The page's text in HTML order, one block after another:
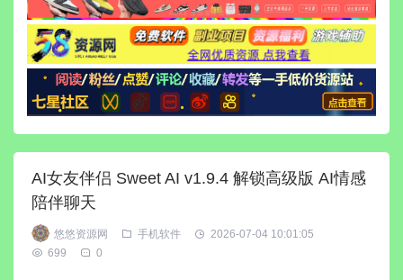
AI女友伴侣 Sweet AI v1.9.4 解锁高级版 AI情感
陪伴聊天
悠悠资源网 手机软件
2026-07-04 10:01:05
699
0